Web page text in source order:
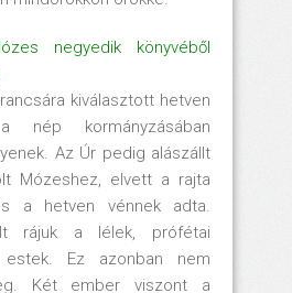
negyedik könyvéből
kiválasztott hetven
kormányzásában
Az Úr pedig alászállt
Mózeshez, elvett a rajta
a hetven vénnek adta.
rájuk a lélek, prófétai
estek. Ez azonban nem
Két ember viszont a